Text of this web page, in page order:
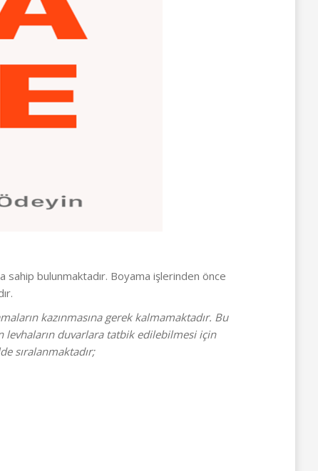
sahip bulunmaktadır. Boyama işlerinden önce
kazınmasına gerek kalmamaktadır. Bu
levhaların duvarlara tatbik edilebilmesi için
sıralanmaktadır;